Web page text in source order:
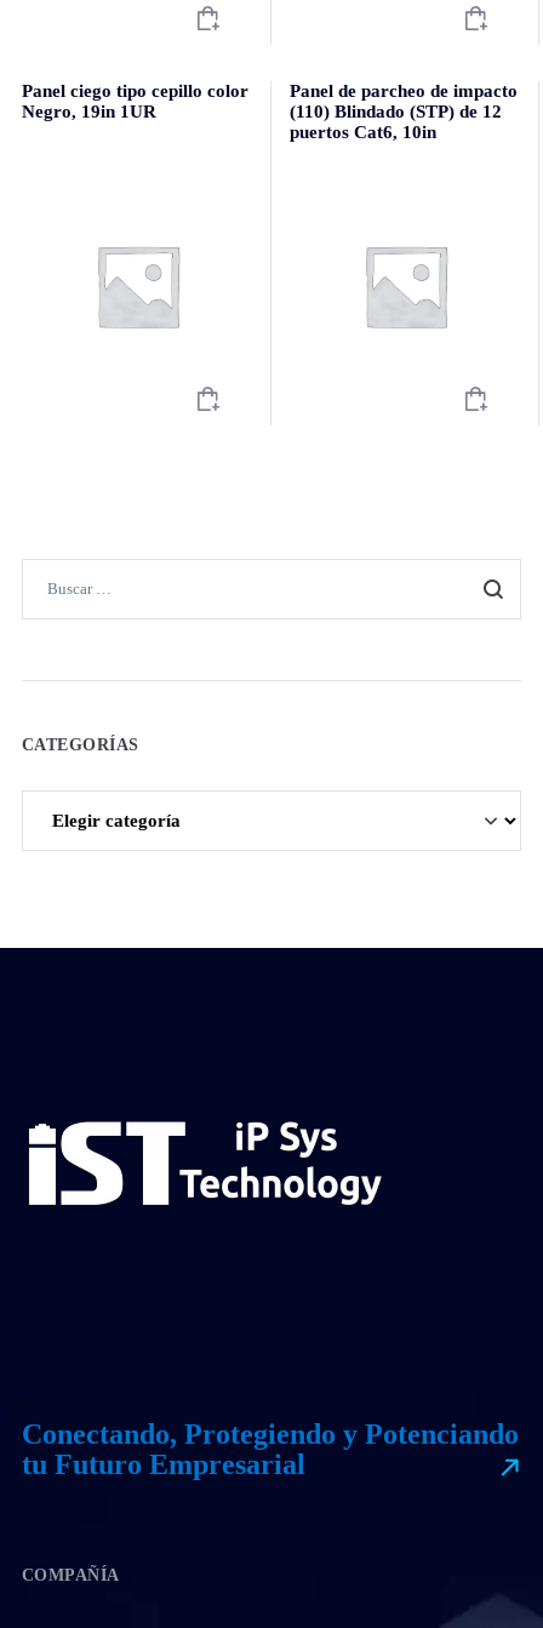
Panel ciego tipo cepillo color
Negro, 19in 1UR
Panel de parcheo de impacto
(110) Blindado (STP) de 12
puertos Cat6, 10in
CATEGORÍAS
Conectando, Protegiendo y Potenciando
tu Futuro Empresarial
COMPAÑÍA